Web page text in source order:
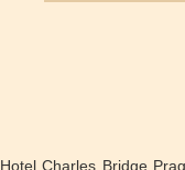
Hotel Charles Bridge